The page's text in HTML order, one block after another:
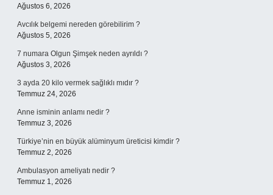
Ağustos 6, 2026
Avcılık belgemi nereden görebilirim ?
Ağustos 5, 2026
7 numara Olgun Şimşek neden ayrıldı ?
Ağustos 3, 2026
3 ayda 20 kilo vermek sağlıklı mıdır ?
Temmuz 24, 2026
Anne isminin anlamı nedir ?
Temmuz 3, 2026
Türkiye’nin en büyük alüminyum üreticisi kimdir ?
Temmuz 2, 2026
Ambulasyon ameliyatı nedir ?
Temmuz 1, 2026